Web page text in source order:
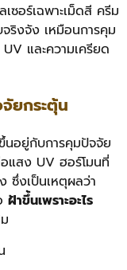
ซอร์เฉพาะเม็ดสี ครีม
ริงจัง เหมือนการคุม
และความเครียด
ยกระตุ้น
นอยู่กับการคุมปัจจัย
แสง UV ฮอร์โมนที่
ซึ่งเป็นเหตุผลว่า
ฝ้าขึ้นเพราะอะไร